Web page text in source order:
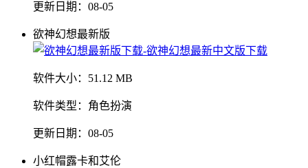
更新日期： 08-05
欲神幻想最新版
软件大小： 51.12 MB
软件类型： 角色扮演
更新日期： 08-05
小红帽露卡和艾伦